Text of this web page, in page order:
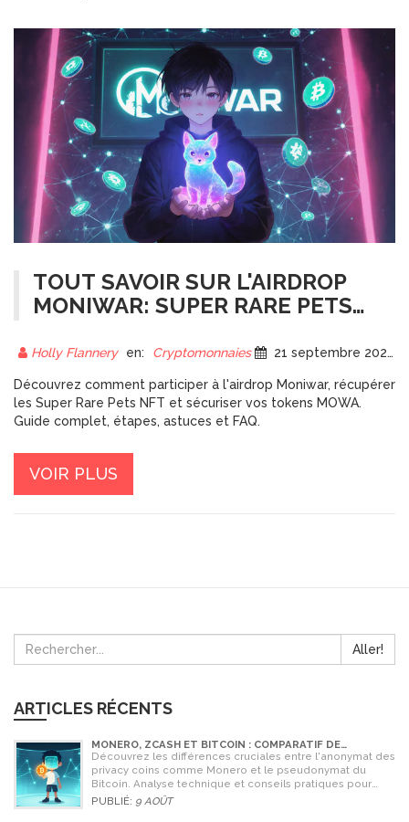
TOUT SAVOIR SUR L'AIRDROP
MONIWAR: SUPER RARE PETS
Holly Flannery en: Cryptomonnaies 21 septembre 2025
Découvrez comment participer à l'airdrop Moniwar, récupérer
les Super Rare Pets NFT et sécuriser vos tokens MOWA.
Guide complet, étapes, astuces et FAQ.
VOIR PLUS
Aller!
ARTICLES RÉCENTS
MONERO, ZCASH ET BITCOIN : COMPARATIF DE
L'ANONYMAT EN 2026
Découvrez les différences cruciales entre l'anonymat des
privacy coins comme Monero et le pseudonymat du
Bitcoin. Analyse technique et conseils pratiques pour
2026.
PUBLIÉ: 9 AOÛT